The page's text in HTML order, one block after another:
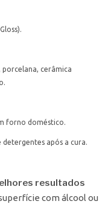
porcelana, cerâmica
forno doméstico.
detergentes após a cura.
resultados
com álcool ou